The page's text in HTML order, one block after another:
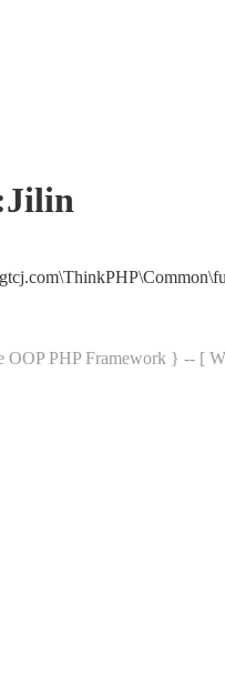
OOP PHP Framework } -- [